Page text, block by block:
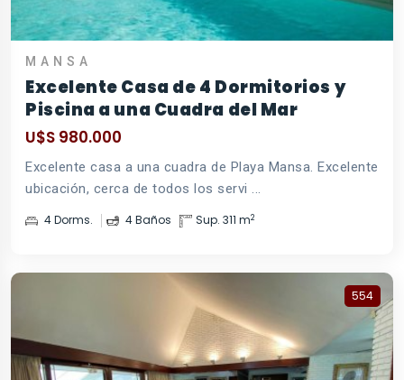
MANSA
Excelente Casa de 4 Dormitorios y
Piscina a una Cuadra del Mar
U$S 980.000
Excelente casa a una cuadra de Playa Mansa. Excelente
ubicación, cerca de todos los servi ...
4 Dorms. 4 Baños Sup. 311 m2
554